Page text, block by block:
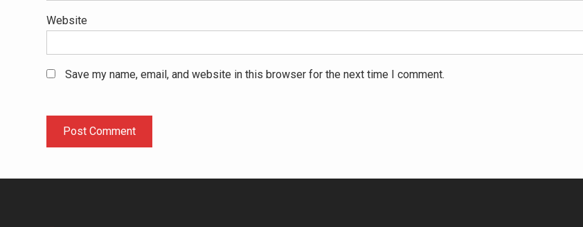
Website
Save my name, email, and website in this browser for the next time I comment.